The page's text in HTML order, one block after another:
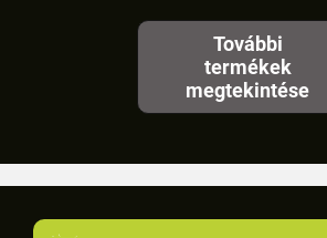
További
termékek
megtekintése